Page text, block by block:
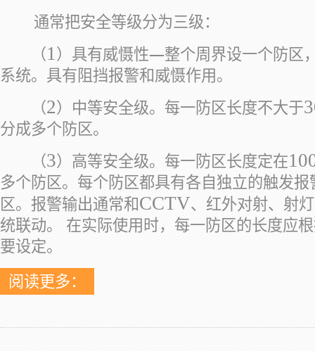
通常把安全等级分为三级：
（1）具有威慑性—整个周界设一个防区
系统。具有阻挡报警和威慑作用。
（2）中等安全级。每一防区长度不大于
分成多个防区。
（3）高等安全级。每一防区长度定在
多个防区。每个防区都具有各自独立的触发
区。报警输出通常和CCTV、红外对射、射
统联动。 在实际使用时，每一防区的长度应
要设定。
阅读更多：